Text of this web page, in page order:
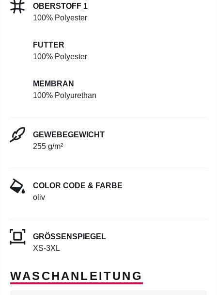
OBERSTOFF 1
100% Polyester
FUTTER
100% Polyester
MEMBRAN
100% Polyurethan
GEWEBEGEWICHT
255 g/m²
COLOR CODE & FARBE
oliv
GRÖSSENSPIEGEL
XS-3XL
WASCHANLEITUNG